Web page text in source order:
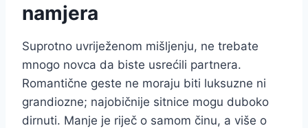
namjera
Suprotno uvriježenom mišljenju, ne trebate
mnogo novca da biste usrećili partnera.
Romantične geste ne moraju biti luksuzne ni
grandiozne; najobičnije sitnice mogu duboko
dirnuti. Manje je riječ o samom činu, a više o